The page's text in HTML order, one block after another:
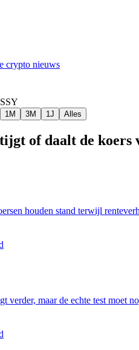
crypto nieuws
1M 3M 1J Alles
of daalt de koers
houden stand terwijl
verder, maar de echte test moet